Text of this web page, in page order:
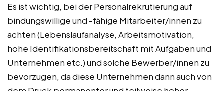
Es ist wichtig, bei der Personalrekrutierung auf
bindungswillige und -fähige Mitarbeiter/innen zu
achten (Lebenslaufanalyse, Arbeitsmotivation,
hohe Identifikationsbereitschaft mit Aufgaben und
Unternehmen etc.) und solche Bewerber/innen zu
bevorzugen, da diese Unternehmen dann auch von